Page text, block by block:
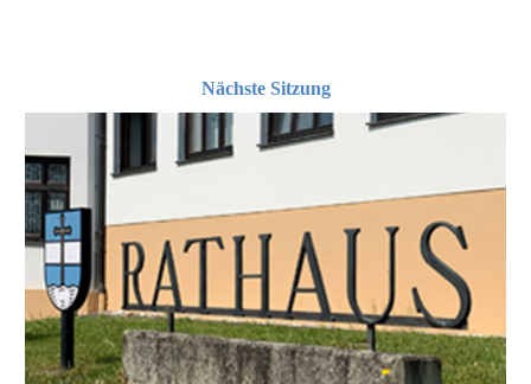
Nächste Sitzung